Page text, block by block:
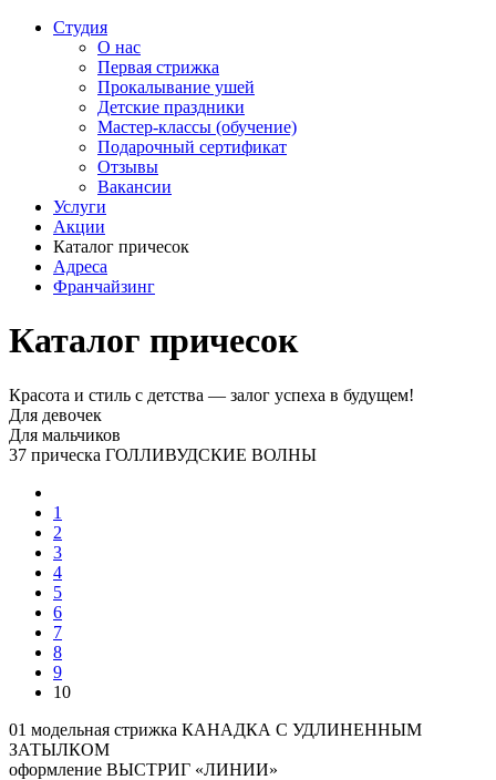
Cтудия
О нас
Первая стрижка
Прокалывание ушей
Детские праздники
Мастер-классы (обучение)
Подарочный сертификат
Отзывы
Вакансии
Услуги
Акции
Каталог причесок
Адреса
Франчайзинг
Каталог причесок
Красота и стиль с детства — залог успеха в будущем!
Для девочек
Для мальчиков
37 прическа ГОЛЛИВУДСКИЕ ВОЛНЫ
1
2
3
4
5
6
7
8
9
10
01 модельная стрижка КАНАДКА С УДЛИНЕННЫМ
ЗАТЫЛКОМ
оформление ВЫСТРИГ «ЛИНИИ»